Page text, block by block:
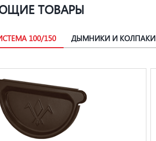
ТОВАРЫ
100/150 ДЫМНИКИ И КОЛПАКИ